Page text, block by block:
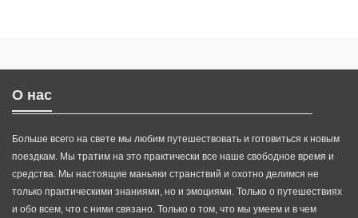
О нас
Больше всего на свете мы любим путешествовать и готовиться к новым
поездкам. Мы тратим на это практически все наше свободное время и
средства. Мы настоящие маньяки странствий и охотно делимся не
только практическими знаниями, но и эмоциями. Только о путешествиях
и обо всем, что с ними связано. Только о том, что мы умеем и в чем